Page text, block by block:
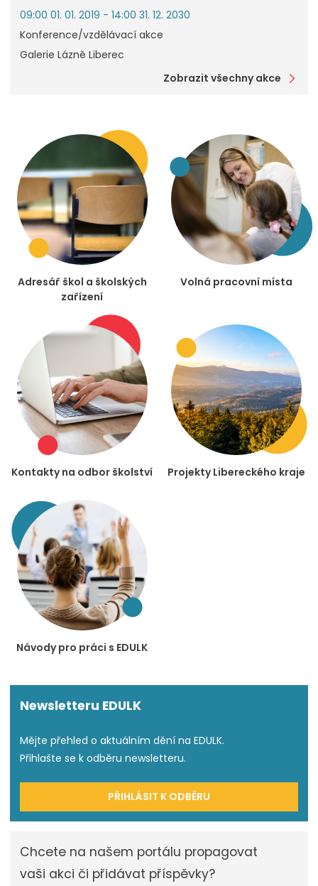
09:00 01. 01. 2019 - 14:00 31. 12. 2030
Konference/vzdělávací akce
Galerie Lázně Liberec
Zobrazit všechny akce
Adresář škol a školských
zařízení
Volná pracovní místa
Kontakty na odbor školství Projekty Libereckého kraje
Návody pro práci s EDULK
Newsletteru EDULK
Mějte přehled o aktuálním dění na EDULK.
Přihlašte se k odběru newsletteru.
PŘIHLÁSIT K ODBĚRU
Chcete na našem portálu propagovat
vaši akci či přidávat příspěvky?